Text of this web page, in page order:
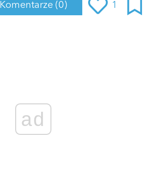
Komentarze (0) 1
ad